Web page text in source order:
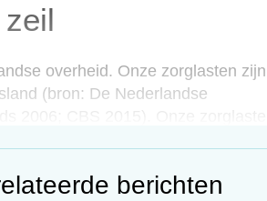
overheid. Onze zorglasten zijn
(bron: De Nederlandse
2006; CBS 2015). Onze zorglasten
eisen aan de zorg.berichten